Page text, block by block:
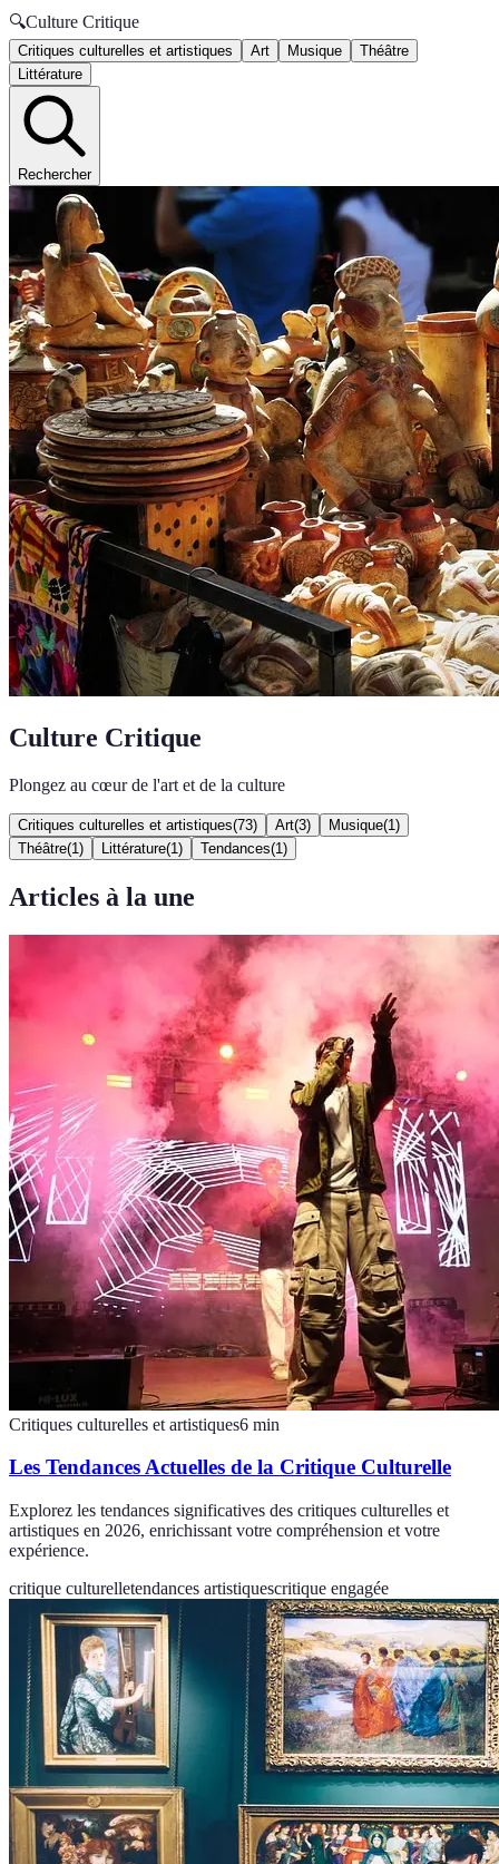
🔍Culture Critique
Critiques culturelles et artistiques Art Musique
Théâtre
Littérature
Rechercher
Culture Critique
Plongez au cœur de l'art et de la culture
Critiques culturelles et artistiques(73) Art(3) Musique(1 )
Théâtre(1 ) Littérature(1 ) Tendances(1 )
Articles à la une
Critiques culturelles et artistiques6 min
Les Tendances Actuelles de la Critique Culturelle
Explorez les tendances significatives des critiques culturelles et
artistiques en 2026, enrichissant votre compréhension et votre
expérience.
critique culturelletendances artistiquescritique engagée